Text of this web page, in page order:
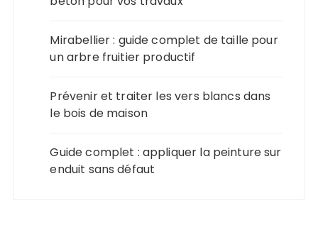
Mirabellier : guide complet de taille pour
un arbre fruitier productif
Prévenir et traiter les vers blancs dans
le bois de maison
Guide complet : appliquer la peinture sur
enduit sans défaut